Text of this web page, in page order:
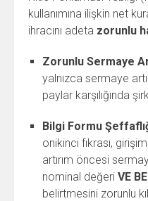
kullanımına ilişkin net
ihracını adeta zorunlu
Zorunlu Sermaye
yalnızca sermaye
paylar karşılığında
Bilgi Formu
onikinci fıkrası,
artırım öncesi
nominal değeri VE
belirtmesini zorunlu